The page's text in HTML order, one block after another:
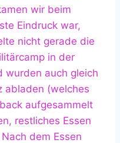
wir beim
Eindruck war,
nicht gerade die
in der
wurden auch gleich
abladen (welches
aufgesammelt
restliches Essen
dem Essen